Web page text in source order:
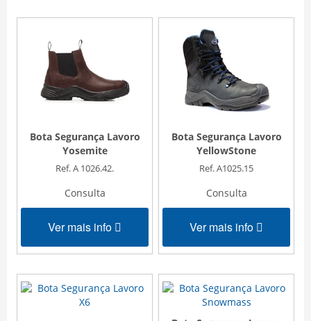
Bota Segurança Lavoro
Yosemite
Ref. A 1026.42.
Consulta
Ver mais info
Bota Segurança Lavoro
YellowStone
Ref. A1025.15
Consulta
Ver mais info